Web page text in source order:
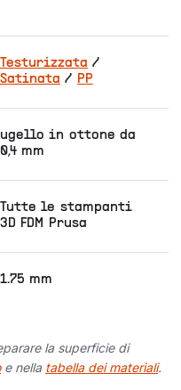
Testurizzata /
Satinata / PP
ugello in ottone da
0,4 mm
Tutte le stampanti
3D FDM Prusa
1.75 mm
la superficie di
e nella tabella dei materiali.